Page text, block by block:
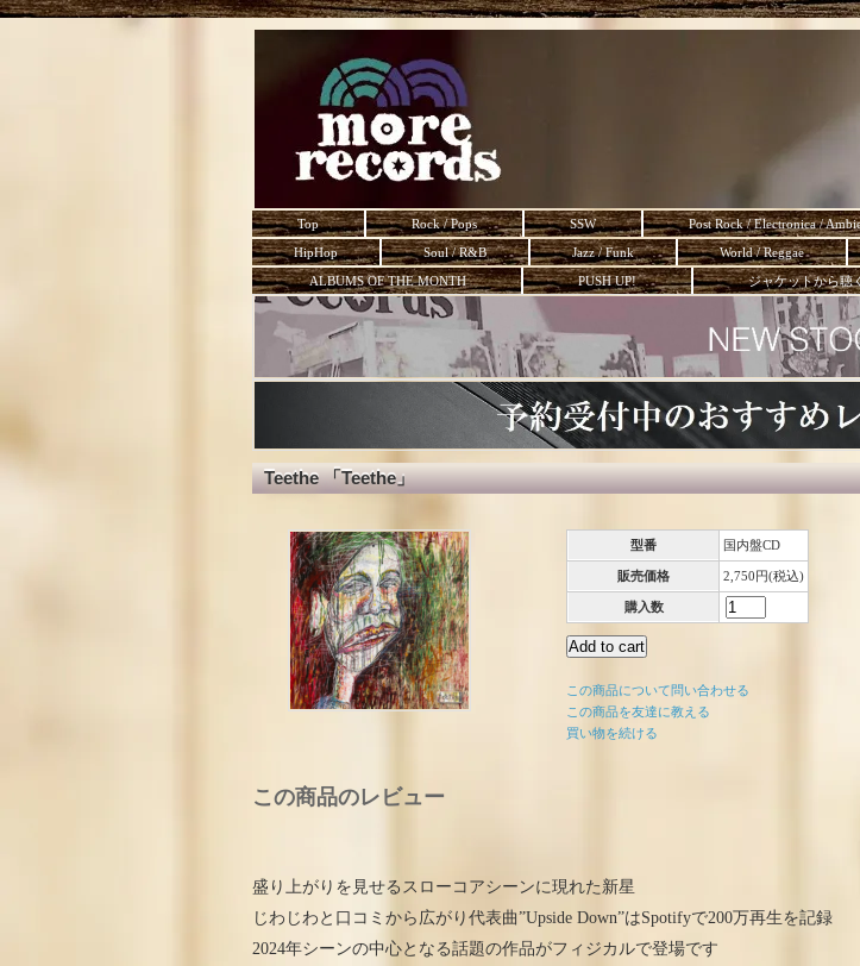
Top Rock / Pops SSW Post Rock / Electronica /
HipHop
Soul / R&B Jazz / Funk World / Reggae
ALBUMS OF THE MONTH
PUSH UP! ジャケットから聴
Teethe 「Teethe」
型番 国内盤CD
販売価格 2,750円(税込)
購入数
この商品について問い合わせる
この商品を友達に教える
買い物を続ける
この商品のレビュー
盛り上がりを見せるスローコアシーンに現れた新星
じわじわと口コミから広がり代表曲”Upside Down”はSpotifyで200万再生を記録
2024年シーンの中心となる話題の作品がフィジカルで登場です